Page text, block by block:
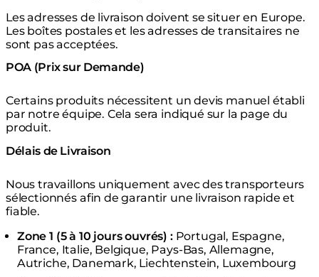
Les adresses de livraison doivent se situer en Europe.
Les boîtes postales et les adresses de transitaires ne
sont pas acceptées.
POA (Prix sur Demande)
Certains produits nécessitent un devis manuel établi
par notre équipe. Cela sera indiqué sur la page du
produit.
Délais de Livraison
Nous travaillons uniquement avec des transporteurs
sélectionnés afin de garantir une livraison rapide et
fiable.
Zone 1 (5 à 10 jours ouvrés) :Portugal, Espagne,
France, Italie, Belgique, Pays-Bas, Allemagne,
Autriche, Danemark, Liechtenstein, Luxembourg